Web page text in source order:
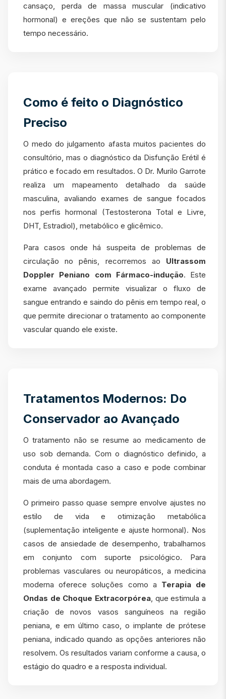
cansaço, perda de massa muscular (indicativo
hormonal) e ereções que não se sustentam pelo
tempo necessário.
Como é feito o Diagnóstico
Preciso
O medo do julgamento afasta muitos pacientes do
consultório, mas o diagnóstico da Disfunção Erétil é
prático e focado em resultados. O Dr. Murilo Garrote
realiza um mapeamento detalhado da saúde
masculina, avaliando exames de sangue focados
nos perfis hormonal (Testosterona Total e Livre,
DHT, Estradiol), metabólico e glicêmico.
Para casos onde há suspeita de problemas de
circulação no pênis, recorremos ao Ultrassom
Doppler Peniano com Fármaco-indução. Este
exame avançado permite visualizar o fluxo de
sangue entrando e saindo do pênis em tempo real, o
que permite direcionar o tratamento ao componente
vascular quando ele existe.
Tratamentos Modernos: Do
Conservador ao Avançado
O tratamento não se resume ao medicamento de
uso sob demanda. Com o diagnóstico definido, a
conduta é montada caso a caso e pode combinar
mais de uma abordagem.
O primeiro passo quase sempre envolve ajustes no
estilo de vida e otimização metabólica
(suplementação inteligente e ajuste hormonal). Nos
casos de ansiedade de desempenho, trabalhamos
em conjunto com suporte psicológico. Para
problemas vasculares ou neuropáticos, a medicina
moderna oferece soluções como a Terapia de
Ondas de Choque Extracorpórea , que estimula a
criação de novos vasos sanguíneos na região
peniana, e em último caso, o implante de prótese
peniana, indicado quando as opções anteriores não
resolvem. Os resultados variam conforme a causa, o
estágio do quadro e a resposta individual.